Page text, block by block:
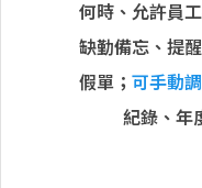
何時、允許員
缺勤備忘、提
假單； 可手動
紀錄、年